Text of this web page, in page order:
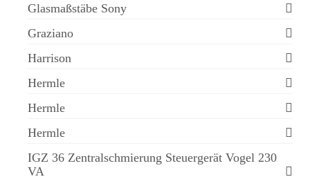
Glasmaßstäbe Sony
Graziano
Harrison
Hermle
Hermle
Hermle
IGZ 36 Zentralschmierung Steuergerät Vogel 230
VA